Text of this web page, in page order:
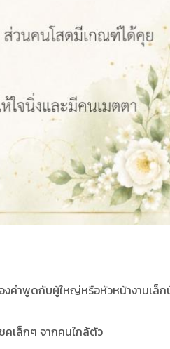
งคำพูดกับผู้ใหญ่หรือหัวหน้างานเล็
คเล็กๆ จากคนใกล้ตัว